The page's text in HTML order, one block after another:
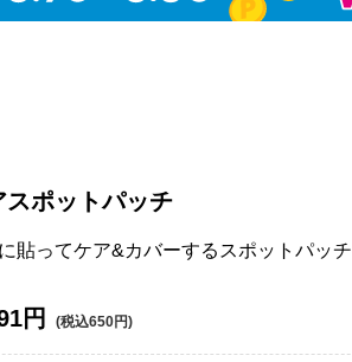
ポットパッチ
貼ってケア&カバーするスポットパッチ
円 (税込650円)